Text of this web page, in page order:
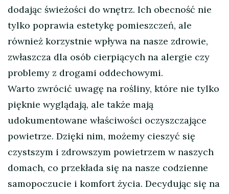
dodając świeżości do wnętrz. Ich obecność nie
tylko poprawia estetykę pomieszczeń, ale
również korzystnie wpływa na nasze zdrowie,
zwłaszcza dla osób cierpiących na alergie czy
problemy z drogami oddechowymi.
Warto zwrócić uwagę na rośliny, które nie tylko
pięknie wyglądają, ale także mają
udokumentowane właściwości oczyszczające
powietrze. Dzięki nim, możemy cieszyć się
czystszym i zdrowszym powietrzem w naszych
domach, co przekłada się na nasze codzienne
samopoczucie i komfort życia. Decydując się na